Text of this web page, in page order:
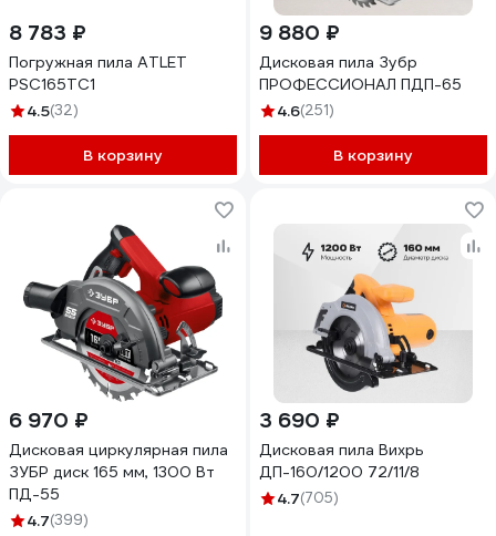
8 783 ₽
Погружная пила ATLET
PSC165TC1
4.5(32)
В корзину
9 880 ₽
Дисковая пила Зубр
ПРОФЕССИОНАЛ ПДП-65
4.6(251)
В корзину
6 970 ₽
Дисковая циркулярная пила
ЗУБР диск 165 мм, 1300 Вт
ПД-55
4.7(399)
3 690 ₽
Дисковая пила Вихрь
ДП-160/1200 72/11/8
4.7(705)